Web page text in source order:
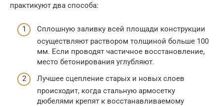
практикуют два способа:
Сплошную заливку всей площади конструкции
осуществляют раствором толщиной больше 100
мм. Если проводят частичное восстановление,
место бетонирования углубляют.
Лучшее сцепление старых и новых слоев
происходит, когда стальную армосетку
дюбелями крепят к восстанавливаемому